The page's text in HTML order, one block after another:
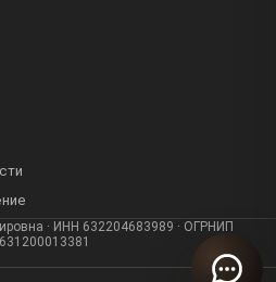
· ИНН 632204683989 · ОГРНИП